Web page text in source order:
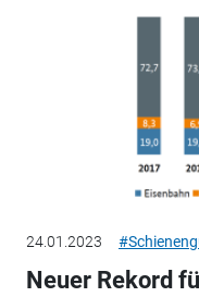
24.01.2023
Neuer Rekord